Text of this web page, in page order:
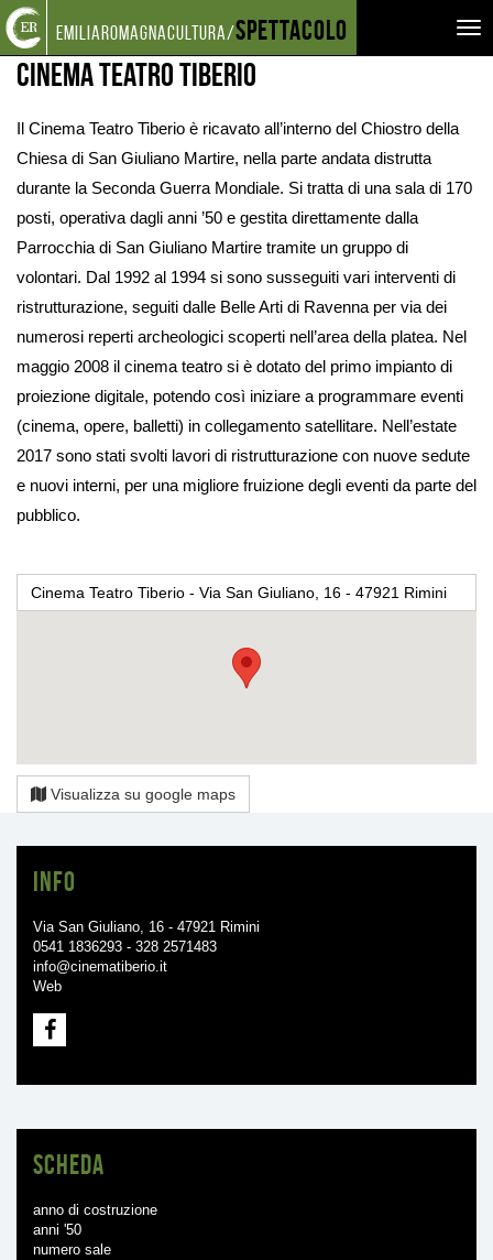
Torna
alla
home
page
Cerca
nel
sito
Salta
ai
contenuti
Salta
al
menu
principale
emiliaromagnacultura/Spettacolo
LUOGHI TEATRI CINEMA TEATRO TIBERIO
Cinema Teatro Tiberio
Il Cinema Teatro Tiberio è ricavato all’interno del Chiostro della
Chiesa di San Giuliano Martire, nella parte andata distrutta
durante la Seconda Guerra Mondiale. Si tratta di una sala di 170
posti, operativa dagli anni ’50 e gestita direttamente dalla
Parrocchia di San Giuliano Martire tramite un gruppo di
volontari. Dal 1992 al 1994 si sono susseguiti vari interventi di
ristrutturazione, seguiti dalle Belle Arti di Ravenna per via dei
numerosi reperti archeologici scoperti nell’area della platea. Nel
maggio 2008 il cinema teatro si è dotato del primo impianto di
proiezione digitale, potendo così iniziare a programmare eventi
(cinema, opere, balletti) in collegamento satellitare. Nell’estate
2017 sono stati svolti lavori di ristrutturazione con nuove sedute
e nuovi interni, per una migliore fruizione degli eventi da parte del
pubblico.
Cinema Teatro Tiberio - Via San Giuliano, 16 - 47921 Rimini
Visualizza su google maps
Info
Via San Giuliano, 16 - 47921 Rimini
0541 1836293 - 328 2571483
info@cinematiberio.it
Web
Scheda
anno di costruzione
anni '50
numero sale